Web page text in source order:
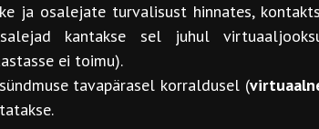
ja osalejate turvalisust hinnates,
kantakse sel juhul
ei toimu).
tavapärasel korraldusel (